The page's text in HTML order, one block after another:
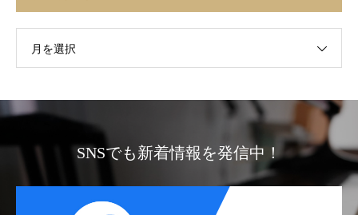
月を選択
SNSでも新着情報を発信中！